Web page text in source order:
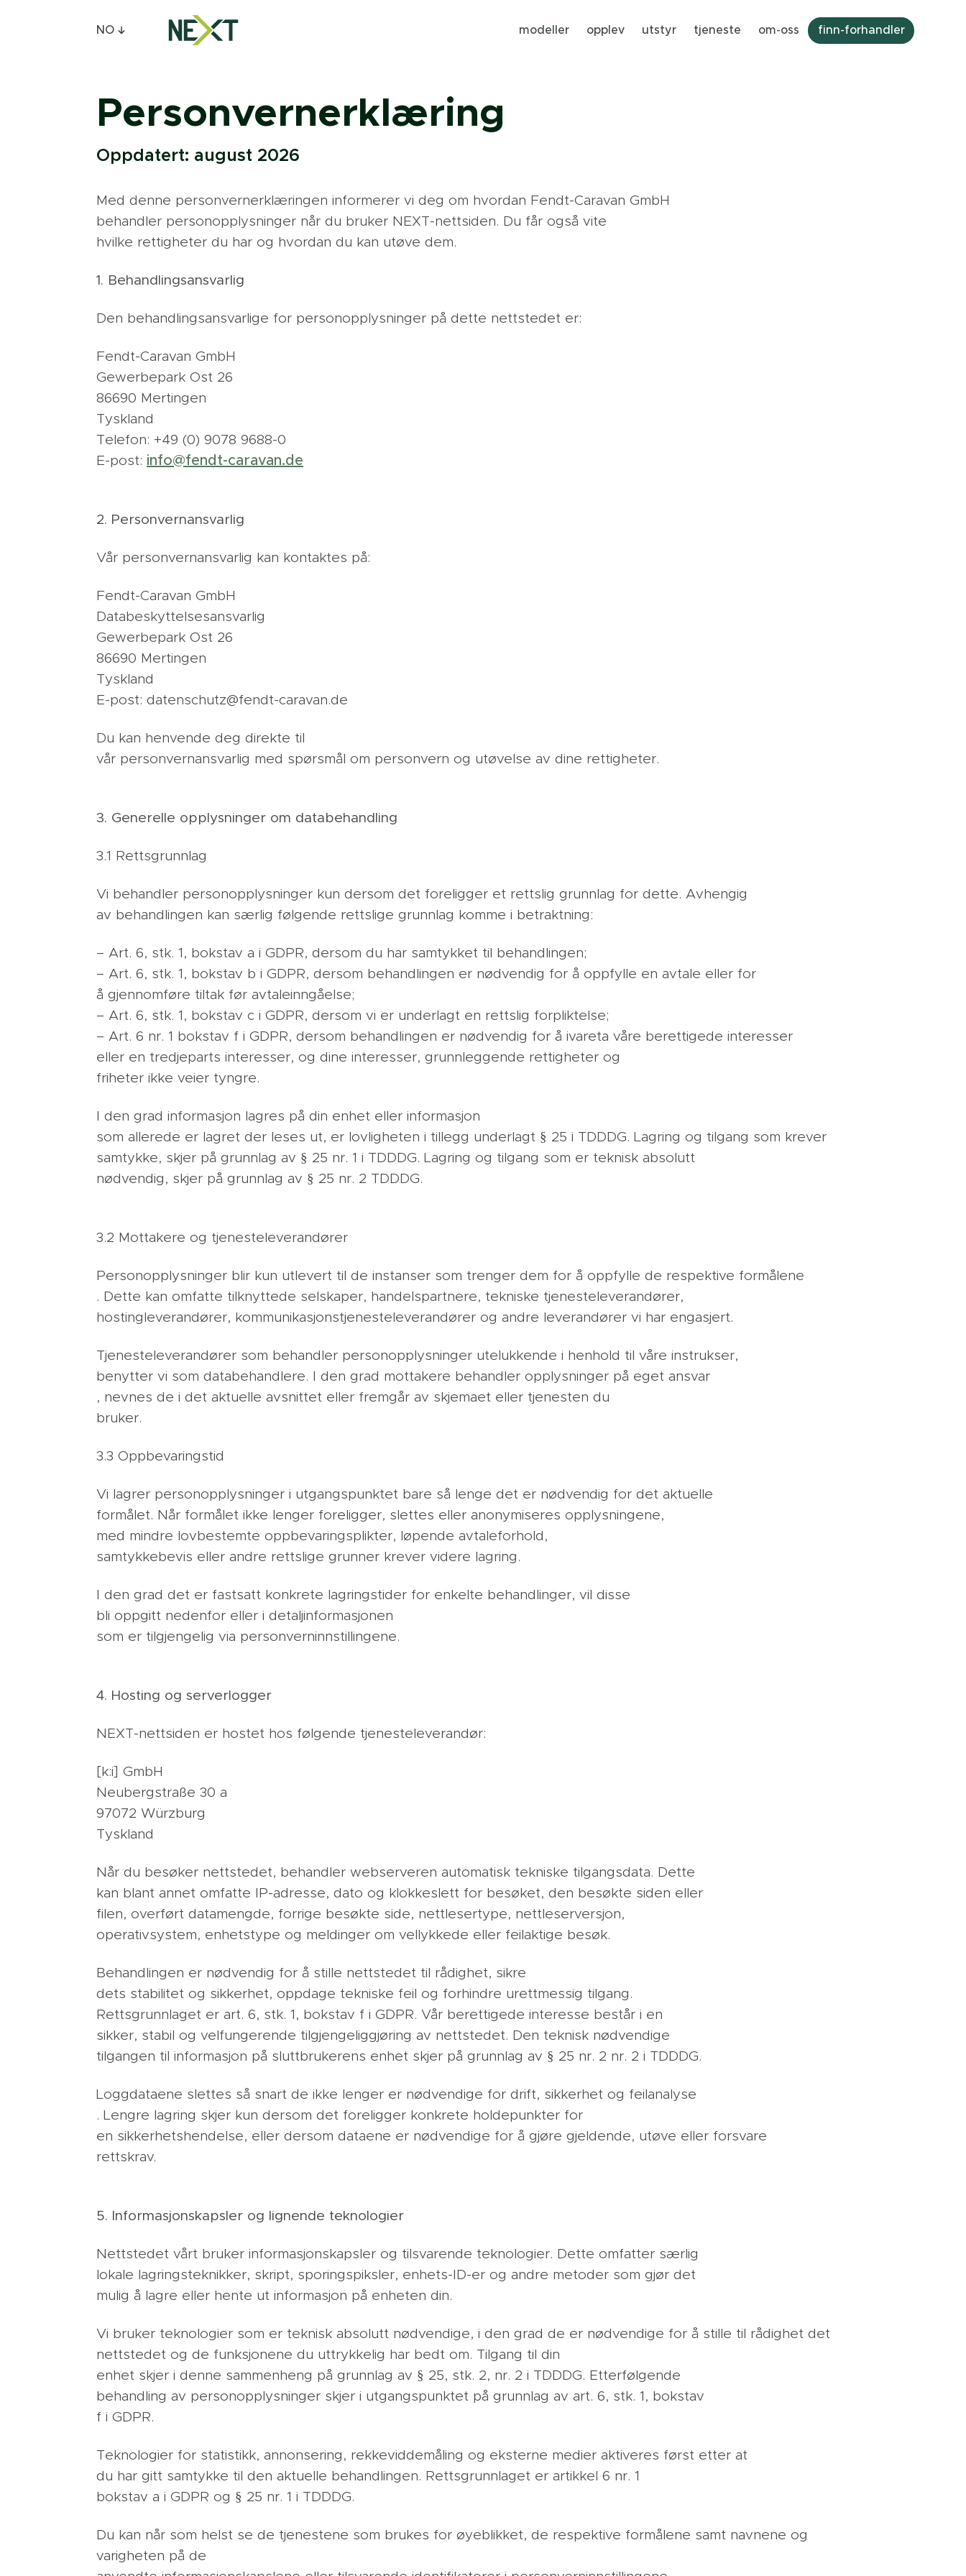
NO modeller opplev utstyr tjeneste om-oss finn-forhandler
Personvernerklæring
Oppdatert: august 2026
Med denne personvernerklæringen informerer vi deg om hvordan Fendt-Caravan GmbH
behandler personopplysninger når du bruker NEXT-nettsiden. Du får også vite
hvilke rettigheter du har og hvordan du kan utøve dem.
1. Behandlingsansvarlig
Den behandlingsansvarlige for personopplysninger på dette nettstedet er:
Fendt-Caravan GmbH
Gewerbepark Ost 26
86690 Mertingen
Tyskland
Telefon: +49 (0) 9078 9688-0
E-post: info@fendt-caravan.de
2. Personvernansvarlig
Vår personvernansvarlig kan kontaktes på:
Fendt-Caravan GmbH
Databeskyttelsesansvarlig
Gewerbepark Ost 26
86690 Mertingen
Tyskland
E-post: datenschutz@fendt-caravan.de
Du kan henvende deg direkte til
vår personvernansvarlig med spørsmål om personvern og utøvelse av dine rettigheter.
3. Generelle opplysninger om databehandling
3.1 Rettsgrunnlag
Vi behandler personopplysninger kun dersom det foreligger et rettslig grunnlag for dette. Avhengig
av behandlingen kan særlig følgende rettslige grunnlag komme i betraktning:
– Art. 6, stk. 1, bokstav a i GDPR, dersom du har samtykket til behandlingen;
– Art. 6, stk. 1, bokstav b i GDPR, dersom behandlingen er nødvendig for å oppfylle en avtale eller for
å gjennomføre tiltak før avtaleinngåelse;
– Art. 6, stk. 1, bokstav c i GDPR, dersom vi er underlagt en rettslig forpliktelse;
– Art. 6 nr. 1 bokstav f i GDPR, dersom behandlingen er nødvendig for å ivareta våre berettigede interesser
eller en tredjeparts interesser, og dine interesser, grunnleggende rettigheter og
friheter ikke veier tyngre.
I den grad informasjon lagres på din enhet eller informasjon
som allerede er lagret der leses ut, er lovligheten i tillegg underlagt § 25 i TDDDG. Lagring og tilgang som krever
samtykke, skjer på grunnlag av § 25 nr. 1 i TDDDG. Lagring og tilgang som er teknisk absolutt
nødvendig, skjer på grunnlag av § 25 nr. 2 TDDDG.
3.2 Mottakere og tjenesteleverandører
Personopplysninger blir kun utlevert til de instanser som trenger dem for å oppfylle de respektive formålene
. Dette kan omfatte tilknyttede selskaper, handelspartnere, tekniske tjenesteleverandører,
hostingleverandører, kommunikasjonstjenesteleverandører og andre leverandører vi har engasjert.
Tjenesteleverandører som behandler personopplysninger utelukkende i henhold til våre instrukser,
benytter vi som databehandlere. I den grad mottakere behandler opplysninger på eget ansvar
, nevnes de i det aktuelle avsnittet eller fremgår av skjemaet eller tjenesten du
bruker.
3.3 Oppbevaringstid
Vi lagrer personopplysninger i utgangspunktet bare så lenge det er nødvendig for det aktuelle
formålet. Når formålet ikke lenger foreligger, slettes eller anonymiseres opplysningene,
med mindre lovbestemte oppbevaringsplikter, løpende avtaleforhold,
samtykkebevis eller andre rettslige grunner krever videre lagring.
I den grad det er fastsatt konkrete lagringstider for enkelte behandlinger, vil disse
bli oppgitt nedenfor eller i detaljinformasjonen
som er tilgjengelig via personverninnstillingene.
4. Hosting og serverlogger
NEXT-nettsiden er hostet hos følgende tjenesteleverandør:
[k:i] GmbH
Neubergstraße 30 a
97072 Würzburg
Tyskland
Når du besøker nettstedet, behandler webserveren automatisk tekniske tilgangsdata. Dette
kan blant annet omfatte IP-adresse, dato og klokkeslett for besøket, den besøkte siden eller
filen, overført datamengde, forrige besøkte side, nettlesertype, nettleserversjon,
operativsystem, enhetstype og meldinger om vellykkede eller feilaktige besøk.
Behandlingen er nødvendig for å stille nettstedet til rådighet, sikre
dets stabilitet og sikkerhet, oppdage tekniske feil og forhindre urettmessig tilgang.
Rettsgrunnlaget er art. 6, stk. 1, bokstav f i GDPR. Vår berettigede interesse består i en
sikker, stabil og velfungerende tilgjengeliggjøring av nettstedet. Den teknisk nødvendige
tilgangen til informasjon på sluttbrukerens enhet skjer på grunnlag av § 25 nr. 2 nr. 2 i TDDDG.
Loggdataene slettes så snart de ikke lenger er nødvendige for drift, sikkerhet og feilanalyse
. Lengre lagring skjer kun dersom det foreligger konkrete holdepunkter for
en sikkerhetshendelse, eller dersom dataene er nødvendige for å gjøre gjeldende, utøve eller forsvare
rettskrav.
5. Informasjonskapsler og lignende teknologier
Nettstedet vårt bruker informasjonskapsler og tilsvarende teknologier. Dette omfatter særlig
lokale lagringsteknikker, skript, sporingspiksler, enhets-ID-er og andre metoder som gjør det
mulig å lagre eller hente ut informasjon på enheten din.
Vi bruker teknologier som er teknisk absolutt nødvendige, i den grad de er nødvendige for å stille til rådighet det
nettstedet og de funksjonene du uttrykkelig har bedt om. Tilgang til din
enhet skjer i denne sammenheng på grunnlag av § 25, stk. 2, nr. 2 i TDDDG. Etterfølgende
behandling av personopplysninger skjer i utgangspunktet på grunnlag av art. 6, stk. 1, bokstav
f i GDPR.
Teknologier for statistikk, annonsering, rekkeviddemåling og eksterne medier aktiveres først etter at
du har gitt samtykke til den aktuelle behandlingen. Rettsgrunnlaget er artikkel 6 nr. 1
bokstav a i GDPR og § 25 nr. 1 i TDDDG.
Du kan når som helst se de tjenestene som brukes for øyeblikket, de respektive formålene samt navnene og
varigheten på de